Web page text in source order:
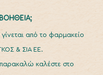
από το φαρμακείο
& ΣΙΑ ΕΕ.
παρακαλώ καλέστε στο